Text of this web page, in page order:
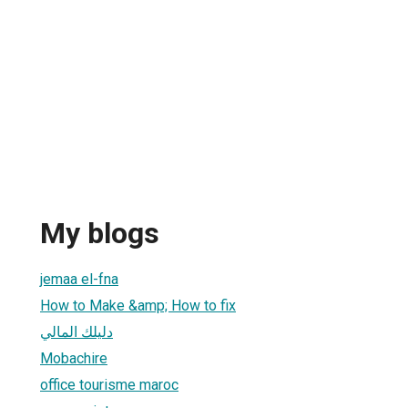
My blogs
jemaa el-fna
How to Make &amp; How to fix
دليلك المالي
Mobachire
office tourisme maroc